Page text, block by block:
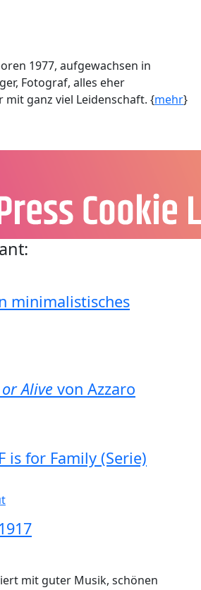
1977, aufgewachsen in
Fotograf, alles eher
ganz viel Leidenschaft. {mehr}
minimalistisches
Alive von Azzaro
is for Family (Serie)
mit guter Musik, schönen